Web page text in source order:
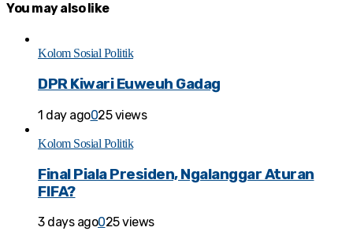
You may also like
Kolom Sosial Politik
DPR Kiwari Euweuh Gadag
1 day ago025 views
Kolom Sosial Politik
Final Piala Presiden, Ngalanggar Aturan
FIFA?
3 days ago025 views